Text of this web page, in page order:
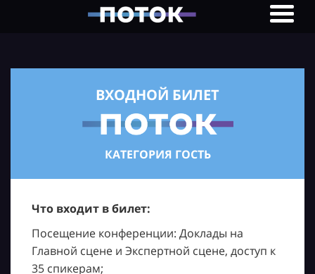
ВХОДНОЙ БИЛЕТ
КАТЕГОРИЯ ГОСТЬ
Что входит в билет:
Посещение конференции: Доклады на
Главной сцене и Экспертной сцене, доступ к
35 спикерам;